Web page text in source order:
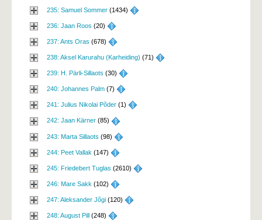
235: Samuel Sommer (1434)
236: Jaan Roos (20)
237: Ants Oras (678)
238: Aksel Karurahu (Karheiding) (71)
239: H. Pärli-Sillaots (30)
240: Johannes Palm (7)
241: Julius Nikolai Põder (1)
242: Jaan Kärner (85)
243: Marta Sillaots (98)
244: Peet Vallak (147)
245: Friedebert Tuglas (2610)
246: Mare Sakk (102)
247: Aleksander Jõgi (120)
248: August Pill (248)